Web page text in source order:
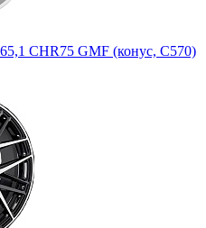
CHR75 GMF (конус, C570)